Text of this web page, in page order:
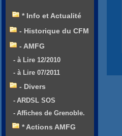
* Info et Actualité
- Historique du CFM
- AMFG
- à Lire 12/2010
- à Lire 07/2011
- Divers
- ARDSL SOS
- Affiches de Grenoble.
* Actions AMFG